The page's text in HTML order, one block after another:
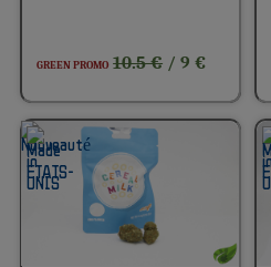
GREEN PROMO 10.5 € / 9 €